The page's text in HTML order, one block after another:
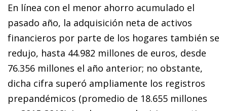
En línea con el menor ahorro acumulado el
pasado año, la adquisición neta de activos
financieros por parte de los hogares también se
redujo, hasta 44.982 millones de euros, desde
76.356 millones el año anterior; no obstante,
dicha cifra superó ampliamente los registros
prepandémicos (promedio de 18.655 millones